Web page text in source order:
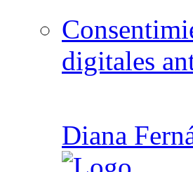
digitales
Diana